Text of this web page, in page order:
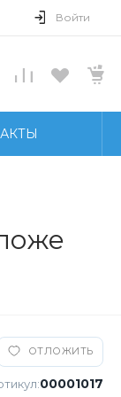
Войти
ОТЛОЖИТЬ
00001017